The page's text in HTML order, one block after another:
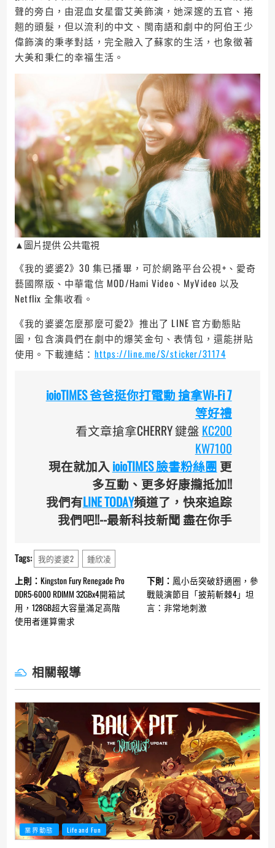
聲的旁白，由混血女星雷艾美飾演，她深邃的五官、捲
翹的頭髮，但以流利的中文、閩南語和劇中的阿伯王少
偉飾演的秉孝對話，完全融入了蘇家的生活，也象徵著
大美和秉仁的幸福生活。
▲圖片提供 公共電視
《我的婆婆2》30 集已播畢，可於網路平台公視+、愛奇
藝國際版、中華電信 MOD/Hami Video、MyVideo 以及
Netflix 全集收看。
《我的婆婆怎麼那麼可愛2》推出了 LINE 官方動態貼
圖，包含演員們在劇中的爆笑金句、表情包，還能拼貼
使用。下載連結： https://line.me/S/sticker/31174
ioioTIMES 爸爸挺你打電動 搶拿Wi-Fi 7
等好禮
看文章搶拿CHERRY 鍵盤 KC200
KW7100
現在就加入 ioioTIMES 臉書粉絲團 更
多互動、更多好康攏抵加!!
我們有LINE TODAY頻道了，快來追踪
我們吧!!--最新科技新聞 盡在你手
Tags: 我的婆婆2 鍾欣凌
Continue
Reading
上則： Kingston Fury Renegade Pro
DDR5-6000 RDIMM 32GBx4開箱試
用，128GB超大容量滿足高階
使用者運算需求
下則： 鳳小岳突破舒適圈，參
戰競演節目「披荊斬棘4」坦
言：非常地刺激
相關報導
業界動態 Life and Fun